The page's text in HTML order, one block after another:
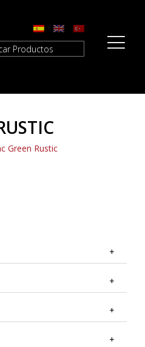
Green Rustic